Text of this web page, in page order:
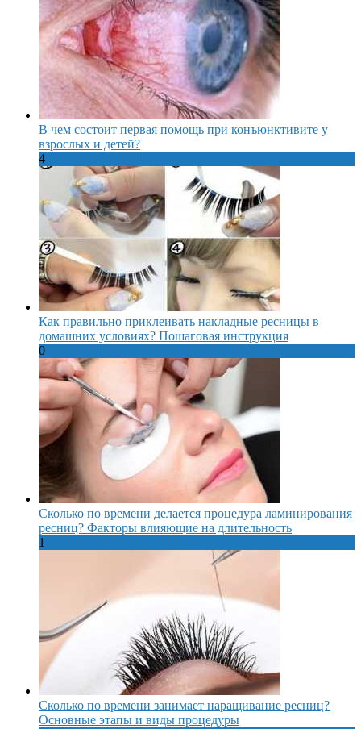
В чем состоит первая помощь при конъюнктивите у
взрослых и детей?
4
Как правильно приклеивать накладные ресницы в
домашних условиях? Пошаговая инструкция
0
Сколько по времени делается процедура ламинирования
ресниц? Факторы влияющие на длительность
1
Сколько по времени занимает наращивание ресниц?
Основные этапы и виды процедуры